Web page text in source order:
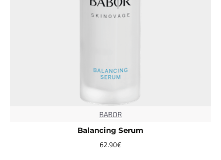
BABOR
Balancing Serum
62.90€